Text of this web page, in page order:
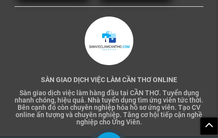
SÀN GIAO DỊCH VIỆC LÀM CẦN THƠ ONLINE
Sàn giao dịch việc làm hàng đầu tại CẦN THƠ. Tuyển dụng
nhanh chóng, hiệu quả. Nhà tuyển dụng tìm ứng viên tức thời.
Bên cạnh đó còn chuyên nghiệp hóa hồ sơ ứng viên. Tạo CV
online ấn tượng và chuyên nghiệp. Tăng cơ hội tiếp cận nghề
nghiệp cho Ứng Viên.